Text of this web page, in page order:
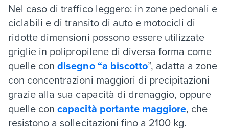
Nel caso di traffico leggero: in zone pedonali e
ciclabili e di transito di auto e motocicli di
ridotte dimensioni possono essere utilizzate
griglie in polipropilene di diversa forma come
quelle condisegno “a biscotto”, adatta a zone
con concentrazioni maggiori di precipitazioni
grazie alla sua capacità di drenaggio, oppure
quelle concapacità portante maggiore, che
resistono a sollecitazioni fino a 2100 kg.